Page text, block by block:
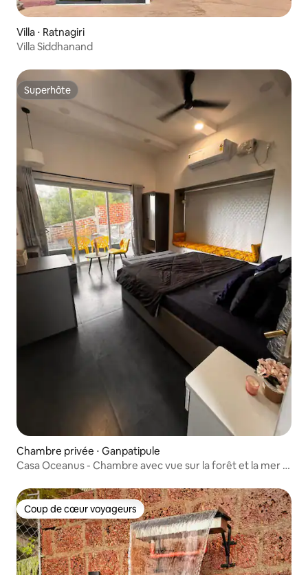
Villa ⋅ Ratnagiri
Villa Siddhanand
Superhôte
Superhôte
Chambre privée ⋅ Ganpatipule
Casa Oceanus - Chambre avec vue sur la forêt et la mer -
Coup de cœur voyageurs
Coup de cœur voyageurs